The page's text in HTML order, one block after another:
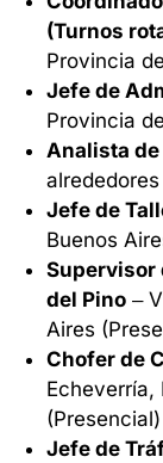
(Turnos
Provincia
Jefe de
Provincia
Analista
Jefe de
Buenos
Supervisor
del Pino –
Aires
Chofer de
Echeverría,
(Presencial)
Jefe de